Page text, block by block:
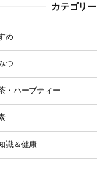
カテゴリー
め
つ
・ハーブティー
識＆健康